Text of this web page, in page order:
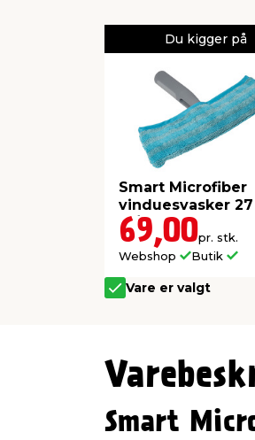
Du kigger på
Smart Microfiber
vinduesvasker
m/click-system
69,00pr. stk.
Webshop
Butik
Vare er valgt
Smart